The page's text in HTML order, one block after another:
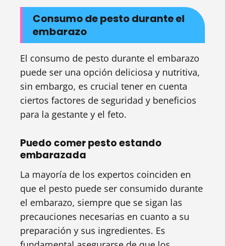
Consumo de pesto durante el
embarazo
El consumo de pesto durante el embarazo
puede ser una opción deliciosa y nutritiva,
sin embargo, es crucial tener en cuenta
ciertos factores de seguridad y beneficios
para la gestante y el feto.
Puedo comer pesto estando
embarazada
La mayoría de los expertos coinciden en
que el pesto puede ser consumido durante
el embarazo, siempre que se sigan las
precauciones necesarias en cuanto a su
preparación y sus ingredientes. Es